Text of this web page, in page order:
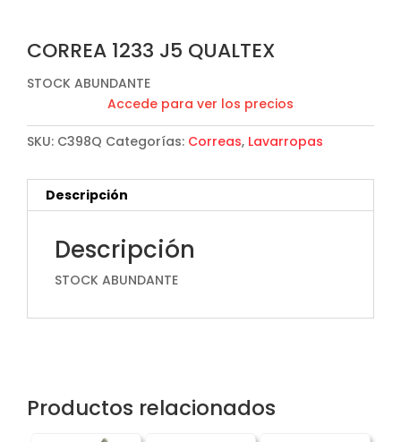
CORREA 1233 J5 QUALTEX
STOCK ABUNDANTE
Accede para ver los precios
SKU: C398Q Categorías: Correas, Lavarropas
Descripción
Descripción
STOCK ABUNDANTE
Productos relacionados